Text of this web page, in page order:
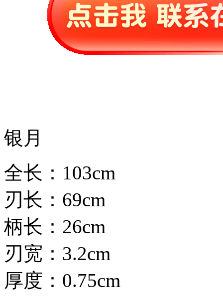
银月
全长：103cm
刃长：69cm
柄长：26cm
刃宽：3.2cm
厚度：0.75cm